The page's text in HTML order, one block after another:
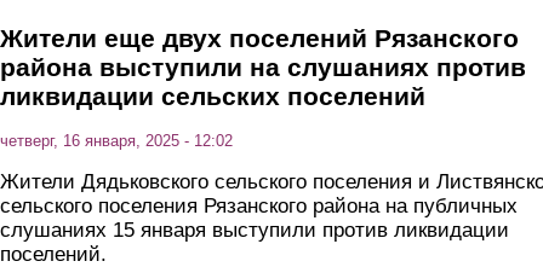
Жители еще двух поселений Рязанского
района выступили на слушаниях против
ликвидации сельских поселений
четверг, 16 января, 2025 - 12:02
Жители Дядьковского сельского поселения и
сельского поселения Рязанского района на публичных
слушаниях 15 января выступили против ликвидации
поселений.